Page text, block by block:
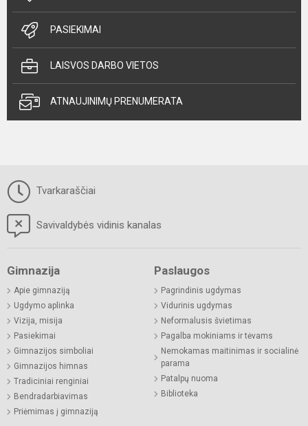
PASIEKIMAI
LAISVOS DARBO VIETOS
ATNAUJINIMŲ PRENUMERATA
Tvarkaraščiai
Savivaldybės vidinis kanalas
Gimnazija
Apie gimnaziją
Ugdymo aplinka
Vizija, misija
Pasiekimai
Gimnazijos simboliai
Gimnazijos himnas
Tradiciniai renginiai
Bendradarbiavimas
Priėmimas į gimnaziją
Paslaugos
Pagrindinis ugdymas
Vidurinis ugdymas
Neformalusis švietimas
Pagalba mokiniams ir tėvams
Nemokamas maitinimas ir socialinė
parama
Patalpų nuoma
Biblioteka